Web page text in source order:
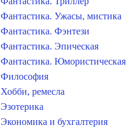
Фантастика. Ужасы, мистика
Фантастика. Фэнтези
Фантастика. Эпическая
Фантастика. Юмористическая
Философия
Хобби, ремесла
Эзотерика
Экономика и бухгалтерия